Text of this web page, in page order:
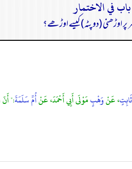
(دوپٹہ) کیسے اوڑھے؟
، عَنْوَهْبٍمَوْلَى أَبِي أَحْمَدَ، عَنْأُمِّ سَلَمَةَ:"